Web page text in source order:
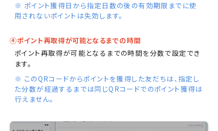
※ ポイント獲得日から指定日数の後の有効期限までに使
用されないポイントは失効します。
④ポイント再取得が可能となるまでの時間
ポイント再取得が可能となるまでの時間を分数で設定でき
ます。
※ このQRコードからポイントを獲得した友だちは、指定し
た分数が経過するまでは同じQRコードでのポイント獲得は
行えません。